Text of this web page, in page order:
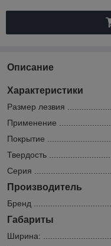
Описание
Характеристики
Размер лезвия
Применение
Покрытие
Твердость
Серия
Производитель
Бренд
Габариты
Ширина: